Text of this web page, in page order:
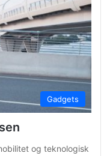
Gadgets
og teknologisk